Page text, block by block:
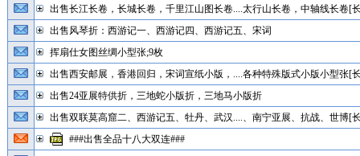
出售长江长卷，长城长卷，千里江山图长卷....太行山长卷，中轴线长卷[
出售风琴折：西游记一、西游记四、西游记五、宋词
挥扇仕女图丝绸小型张;9枚
出售西安邮展，香港回归，宋词宣纸小版，....各种特殊版式小版小型张[
出售24亚展特供折，三地蛇小版折，三地马小版折
出售双联莫高窟二、西游记五、牡丹、武汉....、南宁亚展、抗战、世博[
###出售全品十八大双连###